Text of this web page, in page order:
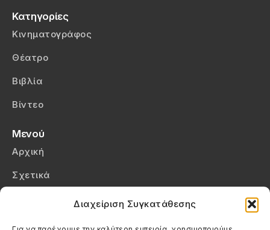
Διαχείριση Συγκατάθεσης
Κατηγορίες
Κινηματογράφος
Θέατρο
Βιβλία
Βίντεο
Μενού
Αρχική
Σχετικά